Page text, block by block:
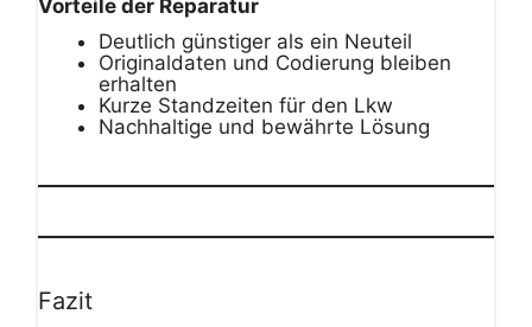
Vorteile der Reparatur
Deutlich günstiger als ein Neuteil
Originaldaten und Codierung bleiben
erhalten
Kurze Standzeiten für den Lkw
Nachhaltige und bewährte Lösung
Fazit